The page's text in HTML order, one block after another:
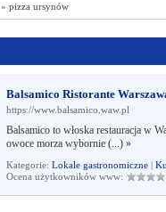
» pizza ursynów
Balsamico Ristorante
https://www.balsamico.waw.pl
Balsamico to włoska restauracja w
owoce morza wybornie (...) »
Kategorie: Lokale gastronomiczne |
Ocena użytkowników www: